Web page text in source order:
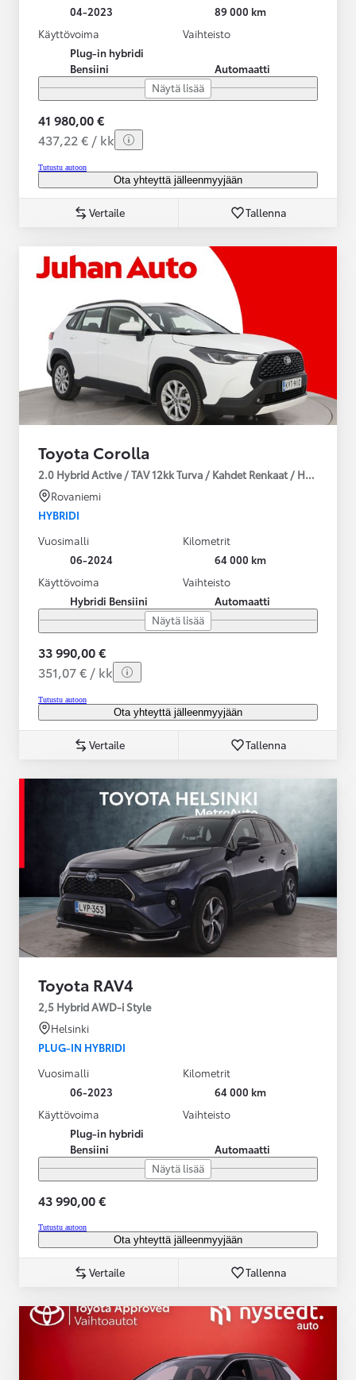
04-2023
89 000 km
Käyttövoima
Plug-in hybridi
Bensiini
Vaihteisto
Automaatti
Näytä lisää
41 980,00 €
437,22 € / kk
Tutustu autoon
Ota yhteyttä jälleenmyyjään
Vertaile Tallenna
Toyota Corolla
2.0 Hybrid Active / TAV 12kk Turva / Kahdet Renkaat /
Rovaniemi
HYBRIDI
Vuosimalli
06-2024
Kilometrit
64 000 km
Käyttövoima
Hybridi Bensiini
Vaihteisto
Automaatti
Näytä lisää
33 990,00 €
351,07 € / kk
Tutustu autoon
Ota yhteyttä jälleenmyyjään
Vertaile Tallenna
Toyota RAV4
2,5 Hybrid AWD-i Style
Helsinki
PLUG-IN HYBRIDI
Vuosimalli
06-2023
Kilometrit
64 000 km
Käyttövoima
Plug-in hybridi
Bensiini
Vaihteisto
Automaatti
Näytä lisää
43 990,00 €
Tutustu autoon
Ota yhteyttä jälleenmyyjään
Vertaile Tallenna